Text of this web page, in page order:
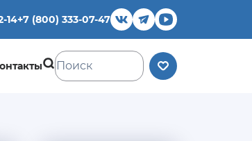
14+7 (800) 333-07-47